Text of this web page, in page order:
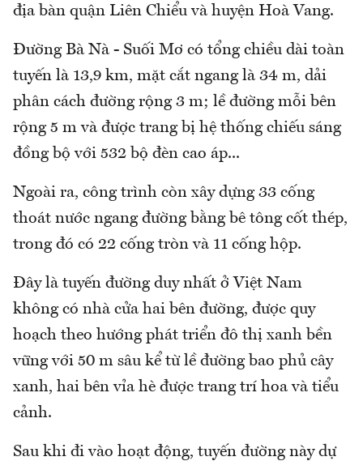
địa bàn quận Liên Chiểu và huyện Hoà Vang.
Đường Bà Nà - Suối Mơ có tổng chiều dài toàn
tuyến là 13,9 km, mặt cắt ngang là 34 m, dải
phân cách đường rộng 3 m; lề đường mỗi bên
rộng 5 m và được trang bị hệ thống chiếu sáng
đồng bộ với 532 bộ đèn cao áp...
Ngoài ra, công trình còn xây dựng 33 cống
thoát nước ngang đường bằng bê tông cốt thép,
trong đó có 22 cống tròn và 11 cống hộp.
Đây là tuyến đường duy nhất ở Việt Nam
không có nhà cửa hai bên đường, được quy
hoạch theo hướng phát triển đô thị xanh bền
vững với 50 m sâu kể từ lề đường bao phủ cây
xanh, hai bên vỉa hè được trang trí hoa và tiểu
cảnh.
Sau khi đi vào hoạt động, tuyến đường này dự